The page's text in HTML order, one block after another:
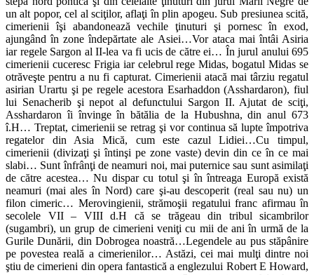
un alt popor, cel al sciţilor, aflaţi în plin apogeu. Sub presiunea scită,
cimerienii îşi abandonează vechile ţinuturi şi pornesc în exod,
ajungând în zone îndepărtate ale Asiei…Vor ataca mai întâi Asiria
iar regele Sargon al II-lea va fi ucis de către ei… În jurul anului 695
cimerienii cuceresc Frigia iar celebrul rege Midas, bogatul Midas se
otrăveşte pentru a nu fi capturat. Cimerienii atacă mai târziu regatul
asirian Urartu şi pe regele acestora Esarhaddon (Asshardaron), fiul
lui Senacherib şi nepot al defunctului Sargon II. Ajutat de sciţi,
Asshardaron îi învinge în bătălia de la Hubushna, din anul 673
î.H… Treptat, cimerienii se retrag şi vor continua să lupte împotriva
regatelor din Asia Mică, cum este cazul Lidiei…Cu timpul,
cimerienii (divizaţi şi întinşi pe zone vaste) devin din ce în ce mai
slabi… Sunt înfrânţi de neamuri noi, mai puternice sau sunt asimilaţi
de către acestea… Nu dispar cu totul şi în întreaga Europă există
neamuri (mai ales în Nord) care şi-au descoperit (real sau nu) un
filon cimeric… Merovingienii, strămoşii regatului franc afirmau în
secolele VII – VIII d.H că se trăgeau din tribul sicambrilor
(sugambri), un grup de cimerieni veniţi cu mii de ani în urmă de la
Gurile Dunării, din Dobrogea noastră…Legendele au pus stăpânire
pe povestea reală a cimerienilor… Astăzi, cei mai mulţi dintre noi
ştiu de cimerieni din opera fantastică a englezului Robert E Howard,